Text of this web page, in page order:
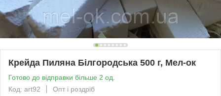
Крейда Пиляна Білгородська 500 г, Мел-ок
Готово до відправки більше 2 од.
Код: art92
Опт і роздріб